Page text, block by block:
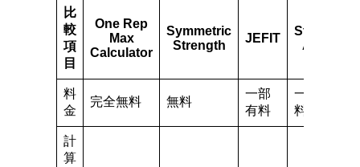
比
較
項
目
One Rep
Max
Calculator
Symmetric
Strength
JEFIT
Strong
App
料
金
完全無料 無料
一部
有料
一部有
料
計
算